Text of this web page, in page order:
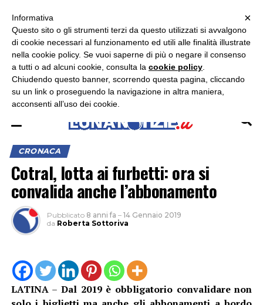
ASCOLTA RADIO LUNA
CRONACA
Cotral, lotta ai furbetti: ora si
convalida anche l’abbonamento
Pubblicato 8 anni fa – 14 Gennaio 2019
da Roberta Sottoriva
LATINA– Dal 2019 è obbligatorio convalidare non
×
×
Informativa
Questo sito o gli strumenti terzi da questo utilizzati si avvalgono
di cookie necessari al funzionamento ed utili alle finalità illustrate
nella cookie policy. Se vuoi saperne di più o negare il consenso
a tutti o ad alcuni cookie, consulta la cookie policy
Chiudendo questo banner, scorrendo questa pagina, cliccando
su un link o proseguendo la navigazione in altra maniera,
acconsenti all’uso dei cookie.